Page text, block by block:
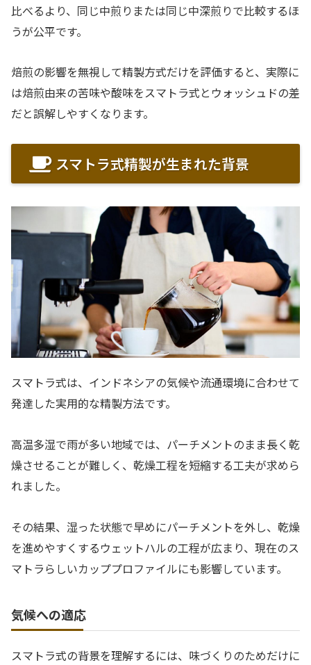
比べるより、同じ中煎りまたは同じ中深煎りで比較するほ
うが公平です。
焙煎の影響を無視して精製方式だけを評価すると、実際に
は焙煎由来の苦味や酸味をスマトラ式とウォッシュドの差
だと誤解しやすくなります。
スマトラ式精製が生まれた背景
スマトラ式は、インドネシアの気候や流通環境に合わせて
発達した実用的な精製方法です。
高温多湿で雨が多い地域では、パーチメントのまま長く乾
燥させることが難しく、乾燥工程を短縮する工夫が求めら
れました。
その結果、湿った状態で早めにパーチメントを外し、乾燥
を進めやすくするウェットハルの工程が広まり、現在のス
マトラらしいカッププロファイルにも影響しています。
気候への適応
スマトラ式の背景を理解するには、味づくりのためだけに